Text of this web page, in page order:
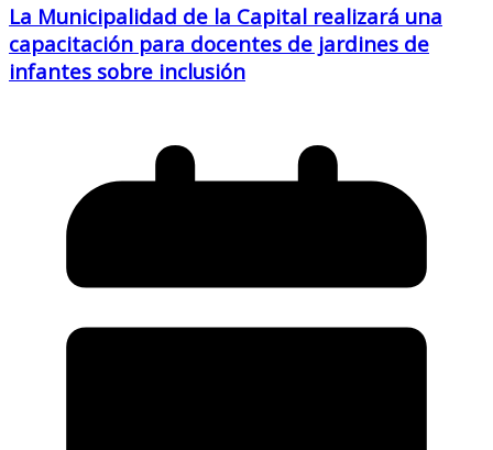
La Municipalidad de la Capital realizará una
capacitación para docentes de jardines de
infantes sobre inclusión